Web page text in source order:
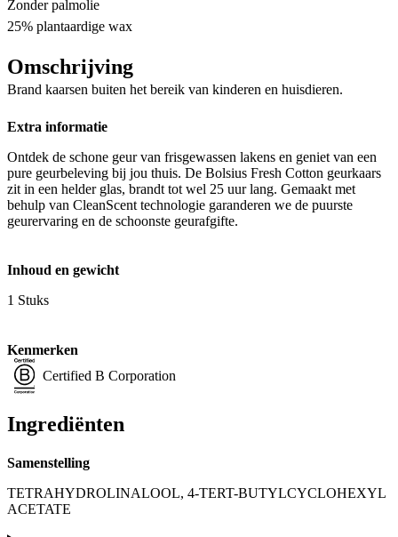
Zonder palmolie
25% plantaardige wax
Omschrijving
Brand kaarsen buiten het bereik van kinderen en huisdieren.
Extra informatie
Ontdek de schone geur van frisgewassen lakens en geniet van een
pure geurbeleving bij jou thuis. De Bolsius Fresh Cotton geurkaars
zit in een helder glas, brandt tot wel 25 uur lang. Gemaakt met
behulp van CleanScent technologie garanderen we de puurste
geurervaring en de schoonste geurafgifte.
Inhoud en gewicht
1 Stuks
Kenmerken
Certified B Corporation
Ingrediënten
Samenstelling
TETRAHYDROLINALOOL, 4-TERT-BUTYLCYCLOHEXYL
ACETATE